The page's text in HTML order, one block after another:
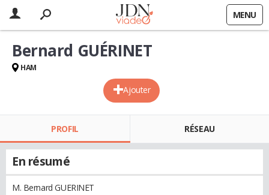
MENU
Ajouter
Bernard GUÉRINET
HAM
PROFIL RÉSEAU
En résumé
M. Bernard GUERINET